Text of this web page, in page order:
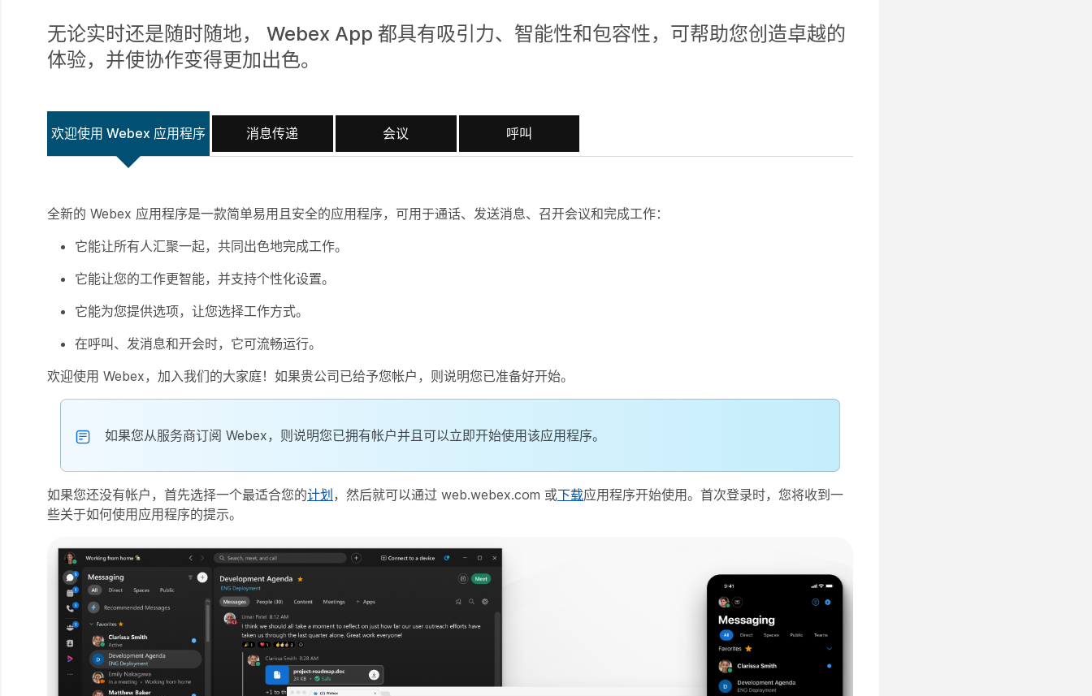
无论实时还是随时随地， Webex App 都具有吸引力、智能性和包容性，可帮助您创造卓越的
体验，并使协作变得更加出色。
欢迎使用 Webex 应用程序 消息传递 会议 呼叫
全新的 Webex 应用程序是一款简单易用且安全的应用程序，可用于通话、发送消息、召开会议和完成工作：
它能让所有人汇聚一起，共同出色地完成工作。
它能让您的工作更智能，并支持个性化设置。
它能为您提供选项，让您选择工作方式。
在呼叫、发消息和开会时，它可流畅运行。
欢迎使用 Webex，加入我们的大家庭！如果贵公司已给予您帐户，则说明您已准备好开始。
如果您从服务商订阅 Webex，则说明您已拥有帐户并且可以立即开始使用该应用程序。
如果您还没有帐户，首先选择一个最适合您的计划 ，然后就可以通过 web.webex.com 或下载应用程序开始使用。首次登录时，您将收到一
些关于如何使用应用程序的提示。